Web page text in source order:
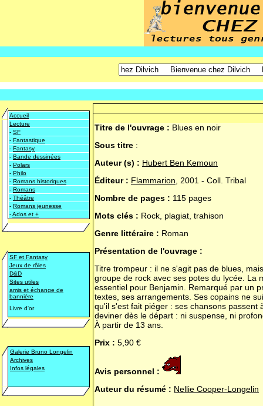
Accueil
Lecture
- SF
- Fantastique
- Fantasy
- Bande dessinées
- Polars
- Philo
- Romans historiques
- Romans
- Théâtre
- Romans jeunesse
-Ados et +
SF et Fantasy
Jeux de rôles
D&D
Sites utiles
amis et échange de
bannière
Livre d'or
Galerie Bruno Longelin
Archives
Infos légales
Titre de l'ouvrage : Blues en noir
Sous titre :
Auteur (s) : Hubert Ben Kemoun
Éditeur : Flammarion , 2001 - Coll. Tribal
Nombre de pages : 115 pages
Mots clés : Rock, plagiat, trahison
Genre littéraire : Roman
Présentation de l'ouvrage :
Titre trompeur : il ne s'agit pas de blues,
groupe de rock avec ses potes du lycée. La
essentiel pour Benjamin. Remarqué par un
textes, ses arrangements. Ses copains ne
qu'il s'est fait piéger : ses chansons passent
deviner dès le départ : ni suspense, ni
À partir de 13 ans.
Prix : 5,90 €
Avis personnel :
Auteur du résumé : Nellie Cooper-Longelin